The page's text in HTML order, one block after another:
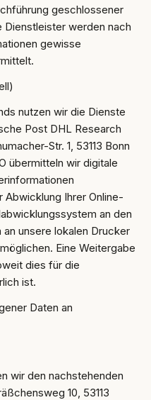
geschlossener
Dienstleister werden nach
gewisse
nutzen wir die Dienste
Post DHL Research
Str. 1, 53113 Bonn
übermitteln wir digitale
Ihrer Online-
an den
unsere lokalen Drucker
Eine Weitergabe
dies für die
ist.
Daten an
wir den nachstehenden
10, 53113